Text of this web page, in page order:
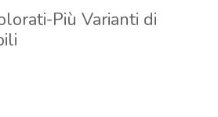
Più Varianti di